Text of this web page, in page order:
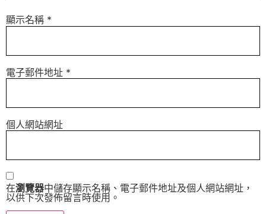
顯示名稱 *
電子郵件地址 *
個人網站網址
在瀏覽器中儲存顯示名稱、電子郵件地址及個人網站網址，
以供下次發佈留言時使用。